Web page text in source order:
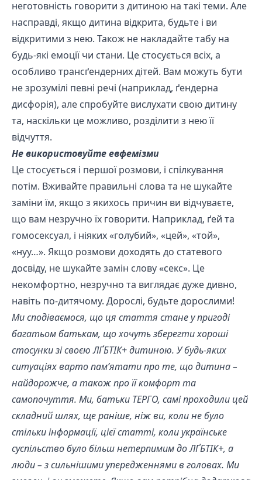
неготовність говорити з дитиною на такі теми. Але
насправді, якщо дитина відкрита, будьте і ви
відкритими з нею. Також не накладайте табу на
будь-які емоції чи стани. Це стосується всіх, а
особливо трансґендерних дітей. Вам можуть бути
не зрозумілі певні речі (наприклад, ґендерна
дисфорія), але спробуйте вислухати свою дитину
та, наскільки це можливо, розділити з нею її
відчуття.
Не використовуйте евфемізми
Це стосується і першої розмови, і спілкування
потім. Вживайте правильні слова та не шукайте
заміни їм, якщо з якихось причин ви відчуваєте,
що вам незручно їх говорити. Наприклад, ґей та
гомосексуал, і ніяких «голубий», «цей», «той»,
«нуу…». Якщо розмови доходять до статевого
досвіду, не шукайте замін слову «секс». Це
некомфортно, незручно та виглядає дуже дивно,
навіть по-дитячому. Дорослі, будьте дорослими!
Ми сподіваємося, що ця стаття стане у пригоді
багатьом батькам, що хочуть зберегти хороші
стосунки зі своєю ЛҐБТІК+ дитиною. У будь-яких
ситуаціях варто пам’ятати про те, що дитина –
найдорожче, а також про її комфорт та
самопочуття. Ми, батьки ТЕРГО, самі проходили цей
складний шлях, ще раніше, ніж ви, коли не було
стільки інформації, цієї статті, коли українське
суспільство було більш нетерпимим до ЛҐБТІК+, а
люди – з сильнішими упередженнями в головах. Ми